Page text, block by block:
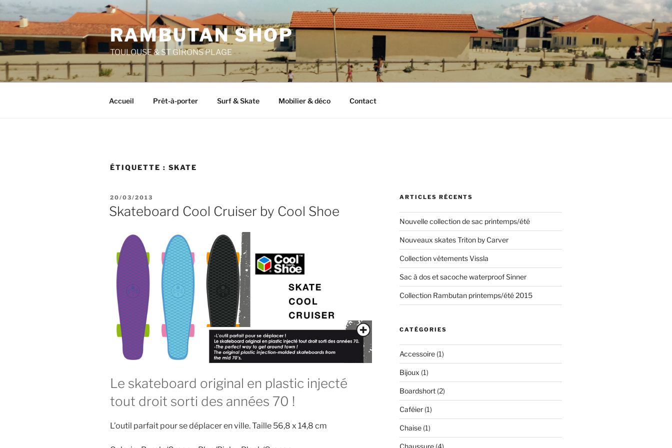
Aller
contenu
principal
RAMBUTAN SHOP
TOULOUSE & ST GIRONS PLAGE
Accueil Prêt-à-porter Surf & Skate Mobilier & déco Contact
ÉTIQUETTE : SKATE
PUBLIÉ
LE
20/03/2013
Skateboard Cool Cruiser by Cool Shoe
Le skateboard original en plastic injecté
tout droit sorti des années 70 !
L’outil parfait pour se déplacer en ville. Taille 56,8 x 14,8 cm
ARTICLES RÉCENTS
Nouvelle collection de sac printemps/été
Nouveaux skates Triton by Carver
Collection vêtements Vissla
Sac à dos et sacoche waterproof Sinner
Collection Rambutan printemps/été 2015
CATÉGORIES
Accessoire(1)
Bijoux (1)
Boardshort(2)
Caféier(1)
Chaise(1)
Chaussure(4)